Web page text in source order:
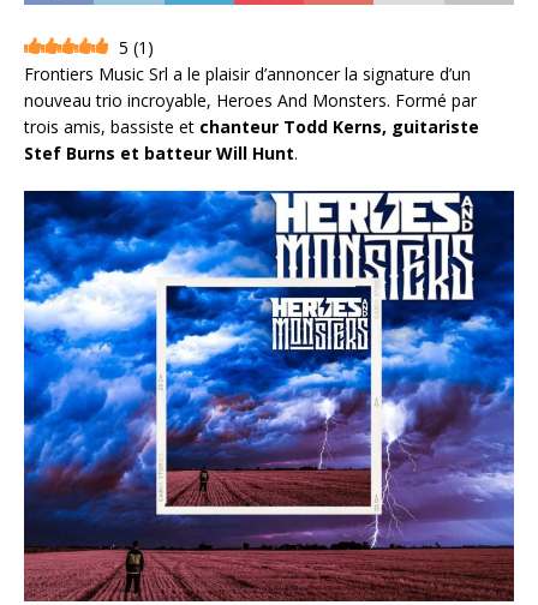
5 (1 )
Frontiers Music Srl a le plaisir d’annoncer la signature d’un
nouveau trio incroyable, Heroes And Monsters. Formé par
trois amis, bassiste et chanteur Todd Kerns, guitariste
Stef Burns et batteur Will Hunt.